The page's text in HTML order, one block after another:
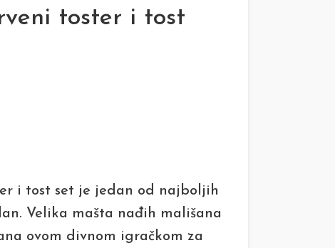
toster i tost
i tost set je jedan od najboljih
Velika mašta nađih mališana
ovom divnom igračkom za